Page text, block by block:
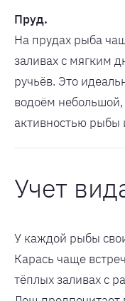
Пруд.
На прудах рыба
заливах с мягким
ручьёв. Это
водоём
активностью рыбы
Учет
У каждой рыбы
Карась чаще
тёплых заливах с